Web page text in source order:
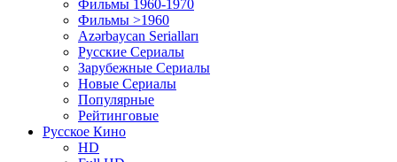
Фильмы 1960-1970
Фильмы >1960
Azərbaycan Serialları
Русские Сериалы
Зарубежные Сериалы
Новые Сериалы
Популярные
Рейтинговые
Русское Кино
HD